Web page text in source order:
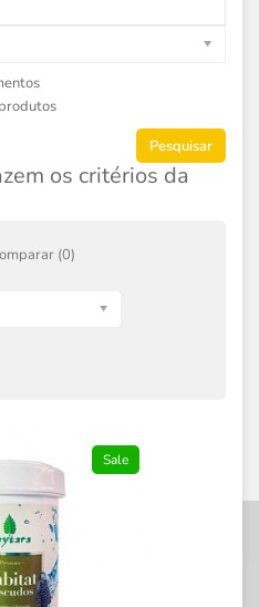
os critérios da
(0)
Sale